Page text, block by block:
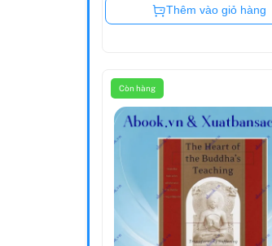
Còn hàng
Thêm vào giỏ hàng
Còn hàng